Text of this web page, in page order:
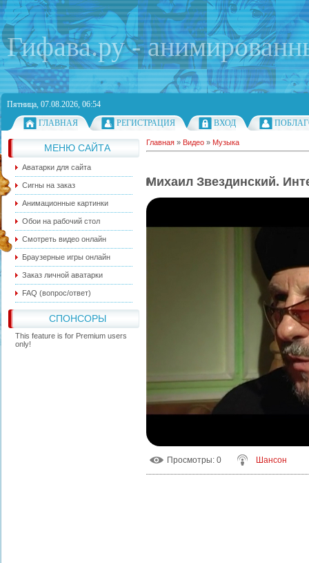
Гифава.ру -
Пятница, 07.08.2026, 06:54
ГЛАВНАЯ
РЕГИСТРАЦИЯ ВХОД
МЕНЮ САЙТА
Аватарки для сайта
Сигны на заказ
Анимационные картинки
Обои на рабочий стол
Смотреть видео онлайн
Браузерные игры онлайн
Заказ личной аватарки
FAQ (вопрос/ответ)
СПОНСОРЫ
This feature is for Premium users
only!
Главная » Видео » Музыка
Михаил Звездинский.
Просмотры: 0 Шансон